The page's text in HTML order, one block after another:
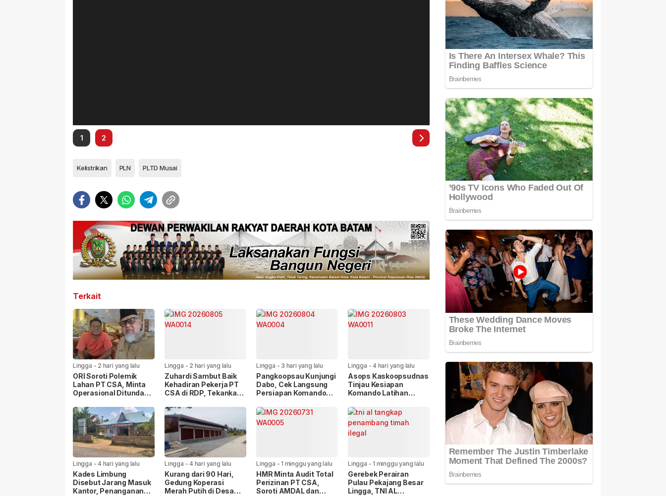
1 2
Kelistrikan PLN PLTD Musai
Terkait
Lingga - 2 hari yang lalu
ORI Soroti Polemik
Lahan PT CSA, Minta
Operasional Ditunda
Dipastikan
Lingga - 2 hari yang lalu
Zuhardi Sambut Baik
Kehadiran Pekerja PT
CSA di RDP, Tekankan
Masyarakat
Lingga - 3 hari yang lalu
Pangkoopsau Kunjungi
Dabo, Cek Langsung
Persiapan Komando
TNI 2026
Lingga -4 hari yang lalu
Asops Kaskoopsudnas
Tinjau Kesiapan
Komando Latihan
di Dabo
Lingga -4 hari yang lalu
Kades Limbung
Disebut Jarang Masuk
Kantor, Penanganan
Lingga -4 hari yang lalu
Kurang dari 90 Hari,
Gedung Koperasi
Merah Putih di Desa
Lingga -1 minggu yang lalu
HMR Minta Audit Total
Perizinan PT CSA,
Soroti AMDAL dan
Lingga -1 minggu yang lalu
Gerebek Perairan
Pulau Pekajang Besar
Lingga, TNI AL